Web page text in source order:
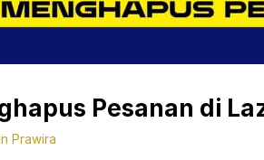
Pesanan di
Prawira